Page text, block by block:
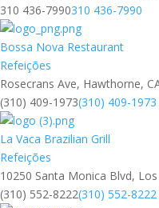
310 436-7990310 436-7990
Bossa Nova Restaurant
Refeições
Rosecrans Ave, Hawthorne,
(310) 409-1973(310) 409-1973
La Vaca Brazilian Grill
Refeições
10250 Santa Monica Blvd,
(310) 552-8222(310) 552-8222